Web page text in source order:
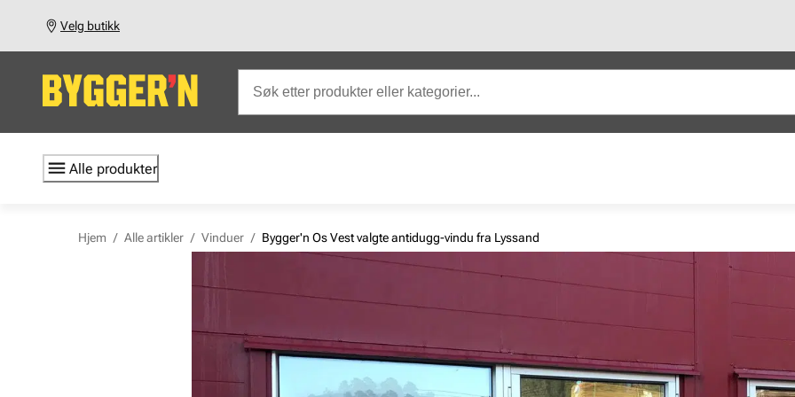
Velg butikk
Alle produkter
Hjem / Alle artikler / Vinduer / Bygger'n Os Vest valgte antidugg-vindu fra Lyssand